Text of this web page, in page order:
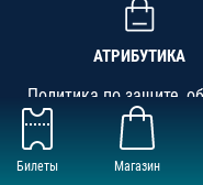
Билеты Магазин
АТРИБУТИКА
Политика по защите,
АНО «СК